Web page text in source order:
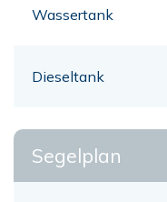
Wassertank
Dieseltank
Segelplan